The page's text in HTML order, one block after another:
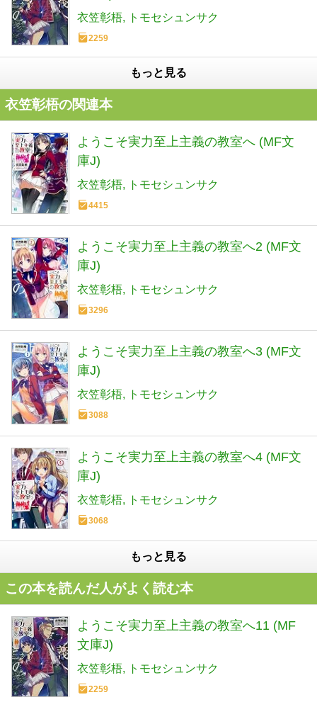
衣笠彰梧 トモセシュンサク
2259
もっと見る
衣笠彰梧の関連本
ようこそ実力至上主義の教室へ (MF文
庫J)
衣笠彰梧 トモセシュンサク
4415
ようこそ実力至上主義の教室へ2 (MF文
庫J)
衣笠彰梧 トモセシュンサク
3296
ようこそ実力至上主義の教室へ3 (MF文
庫J)
衣笠彰梧 トモセシュンサク
3088
ようこそ実力至上主義の教室へ4 (MF文
庫J)
衣笠彰梧 トモセシュンサク
3068
もっと見る
この本を読んだ人がよく読む本
ようこそ実力至上主義の教室へ11 (MF
文庫J)
衣笠彰梧 トモセシュンサク
2259